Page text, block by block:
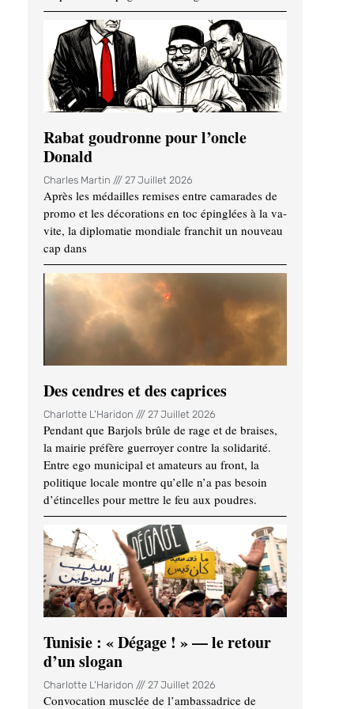
Rabat goudronne pour l’oncle
Donald
Charles Martin 27 Juillet 2026
Après les médailles remises entre camarades de
promo et les décorations en toc épinglées à la va-
vite, la diplomatie mondiale franchit un nouveau
cap dans
Des cendres et des caprices
Charlotte L'Haridon 27 Juillet 2026
Pendant que Barjols brûle de rage et de braises,
la mairie préfère guerroyer contre la solidarité.
Entre ego municipal et amateurs au front, la
politique locale montre qu’elle n’a pas besoin
d’étincelles pour mettre le feu aux poudres.
Tunisie : « Dégage ! » — le retour
d’un slogan
Charlotte L'Haridon 27 Juillet 2026
Convocation musclée de l’ambassadrice de